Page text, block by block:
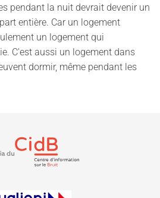
pendant la nuit devrait devenir un
entière. Car un logement
un logement qui
C'est aussi un logement dans
dormir, même pendant les